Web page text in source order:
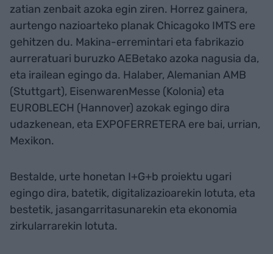
zatian zenbait azoka egin ziren. Horrez gainera,
aurtengo nazioarteko planak Chicagoko IMTS ere
gehitzen du. Makina-erremintari eta fabrikazio
aurreratuari buruzko AEBetako azoka nagusia da,
eta irailean egingo da. Halaber, Alemanian AMB
(Stuttgart), EisenwarenMesse (Kolonia) eta
EUROBLECH (Hannover) azokak egingo dira
udazkenean, eta EXPOFERRETERA ere bai, urrian,
Mexikon.
Bestalde, urte honetan I+G+b proiektu ugari
egingo dira, batetik, digitalizazioarekin lotuta, eta
bestetik, jasangarritasunarekin eta ekonomia
zirkularrarekin lotuta.